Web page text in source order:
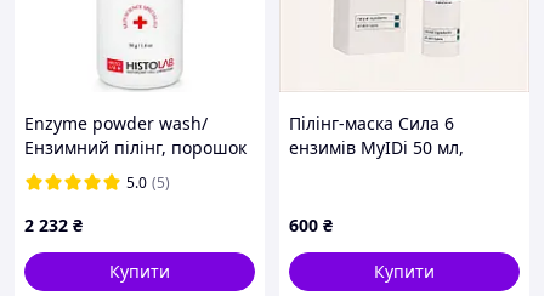
Enzyme powder wash/
Ензимний пілінг, порошок
багатофункціональний, 50
мл.
5.0 (5)
2 232 ₴
Купити
Пілінг-маска Сила 6
ензимів MyIDi 50 мл,
600 ₴
Купити